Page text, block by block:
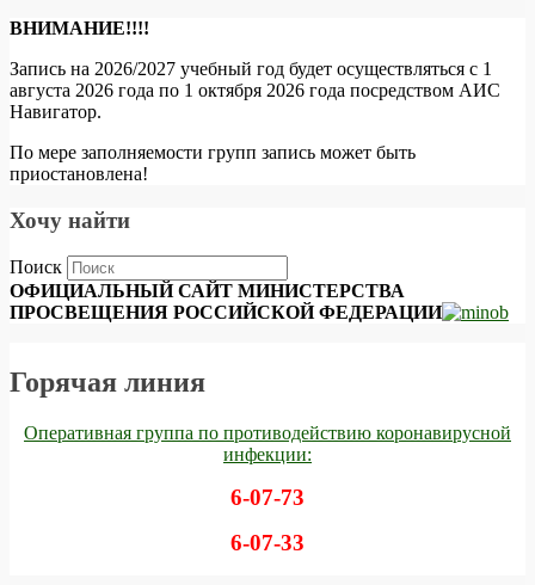
ВНИМАНИЕ!!!!
Запись на 2026/2027 учебный год будет осуществляться с 1
августа 2026 года по 1 октября 2026 года посредством АИС
Навигатор.
По мере заполняемости групп запись может быть
приостановлена!
Хочу найти
Поиск
ОФИЦИАЛЬНЫЙ САЙТ МИНИСТЕРСТВА
ПРОСВЕЩЕНИЯ РОССИЙСКОЙ ФЕДЕРАЦИИ
Горячая линия
Оперативная группа по противодействию коронавирусной
инфекции:
6-07-73
6-07-33